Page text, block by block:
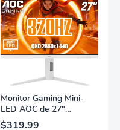
Monitor Gaming Mini-
LED AOC de 27"
Pulgadas, QHD
$319.99